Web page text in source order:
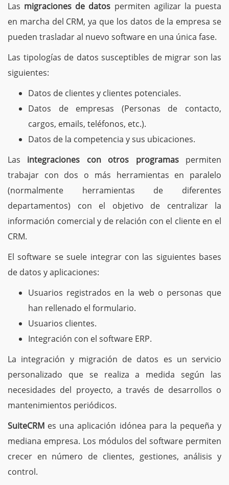
Las migraciones de datos permiten agilizar la puesta
en marcha del CRM, ya que los datos de la empresa se
pueden trasladar al nuevo software en una única fase.
Las tipologías de datos susceptibles de migrar son las
siguientes:
Datos de clientes y clientes potenciales.
Datos de empresas (Personas de contacto,
cargos, emails, teléfonos, etc.).
Datos de la competencia y sus ubicaciones.
Las integraciones con otros programaspermiten
trabajar con dos o más herramientas en paralelo
(normalmente herramientas de diferentes
departamentos) con el objetivo de centralizar la
información comercial y de relación con el cliente en el
CRM.
El software se suele integrar con las siguientes bases
de datos y aplicaciones:
Usuarios registrados en la web o personas que
han rellenado el formulario.
Usuarios clientes.
Integración con el software ERP.
La integración y migración de datos es un servicio
personalizado que se realiza a medida según las
necesidades del proyecto, a través de desarrollos o
mantenimientos periódicos.
SuiteCRM es una aplicación idónea para la pequeña y
mediana empresa. Los módulos del software permiten
crecer en número de clientes, gestiones, análisis y
control.